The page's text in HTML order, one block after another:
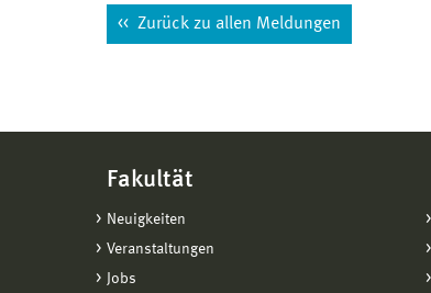
Zurück zu allen Meldungen
Fakultät
Neuigkeiten
Veranstaltungen
Jobs